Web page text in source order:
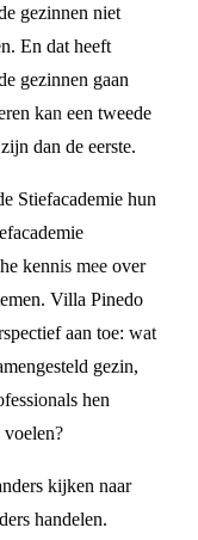
gezinnen niet
En dat heeft
gezinnen gaan
kan een tweede
dan de eerste.
Stiefacademie hun
kennis mee over
Villa Pinedo
aan toe: wat
gezin,
hen
kijken naar
handelen.